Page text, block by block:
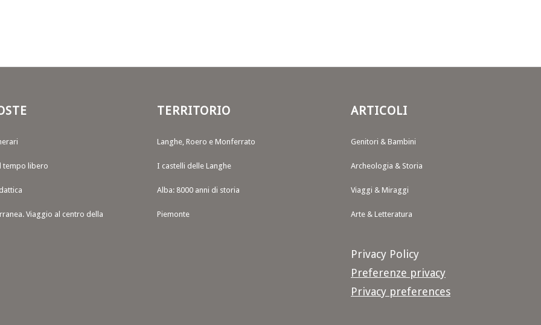
tempo libero
Viaggio al centro della
TERRITORIO
Langhe, Roero e Monferrato
I castelli delle Langhe
Alba: 8000 anni di storia
Piemonte
ARTICOLI
Genitori & Bambini
Archeologia & Storia
Viaggi & Miraggi
Arte & Letteratura
Privacy Policy
Preferenze privacy
Privacy preferences